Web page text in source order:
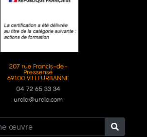
207 rue Francis-de-
Pressensé
69100 VILLEURBANNE
04 72 65 33 34
urdla@urdla.com